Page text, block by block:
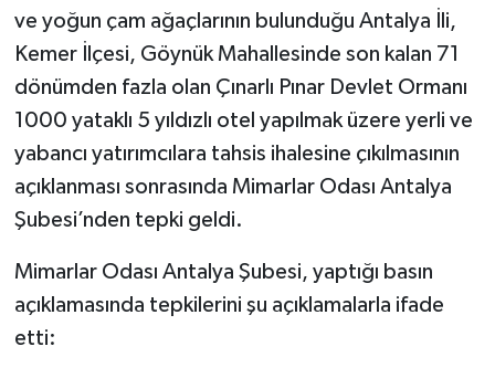
ve yoğun çam ağaçlarının bulunduğu Antalya İli,
Kemer İlçesi, Göynük Mahallesinde son kalan 71
dönümden fazla olan Çınarlı Pınar Devlet Ormanı
1000 yataklı 5 yıldızlı otel yapılmak üzere yerli ve
yabancı yatırımcılara tahsis ihalesine çıkılmasının
açıklanması sonrasında Mimarlar Odası Antalya
Şubesi’nden tepki geldi.
Mimarlar Odası Antalya Şubesi, yaptığı basın
açıklamasında tepkilerini şu açıklamalarla ifade
etti: